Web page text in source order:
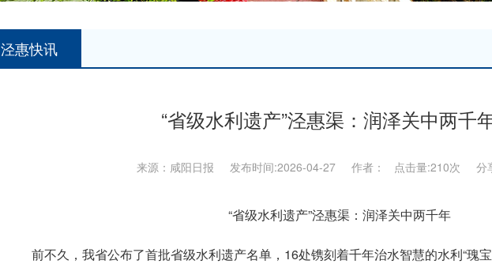
泾惠快讯
“省级水利遗产”泾惠渠：润泽关中两千
来源：咸阳日报 发布时间:2026-04-27 作者： 点击量:210次 分
“省级水利遗产”泾惠渠：润泽关中两千年
前不久，我省公布了首批省级水利遗产名单，16处镌刻着千年治水智慧的水利“瑰